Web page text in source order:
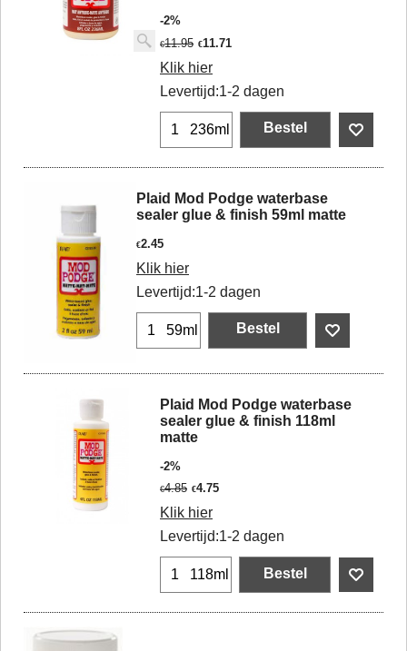
-2%
€11.95 €11.71
Klik hier
Levertijd:1-2 dagen
236ml Bestel
Plaid Mod Podge waterbase
sealer glue & finish 59ml matte
€2.45
Klik hier
Levertijd:1-2 dagen
59ml Bestel
Plaid Mod Podge waterbase
sealer glue & finish 118ml
matte
-2%
€4.85 €4.75
Klik hier
Levertijd:1-2 dagen
118ml Bestel